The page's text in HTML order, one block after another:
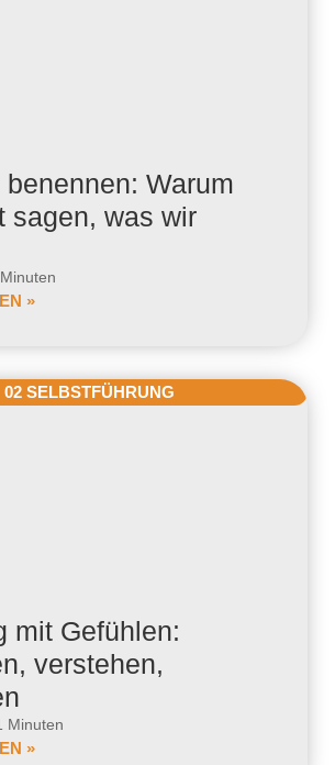
benennen: Warum
sagen, was wir
»
02 SELBSTFÜHRUNG
mit Gefühlen:
verstehen,
Minuten
»